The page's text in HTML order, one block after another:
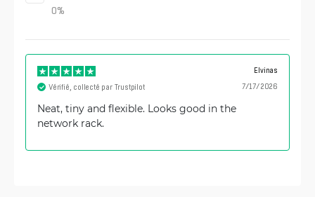
0%
Elvinas
7/17/2026
Vérifié, collecté par Trustpilot
Neat, tiny and flexible. Looks good in the
network rack.